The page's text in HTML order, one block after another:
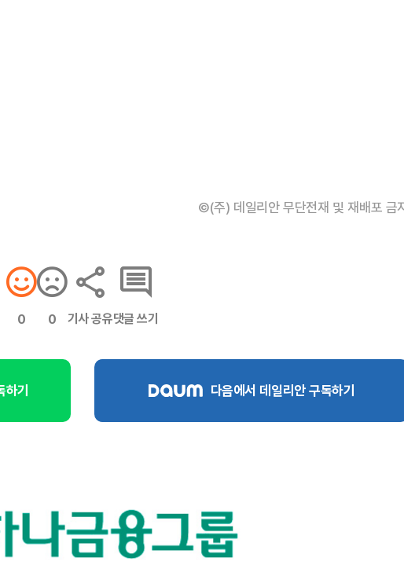
©(주) 데일리안 무단전재 및 재배포 금
0 0 기사 공유댓글 쓰기
하기 다음에서 데일리안 구독하기